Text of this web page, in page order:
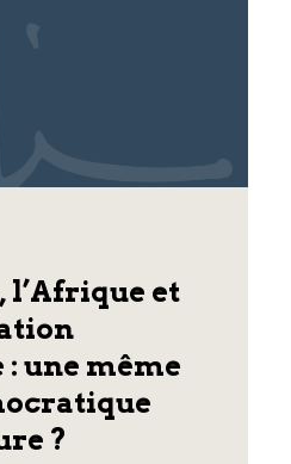
l’Afrique et
une même
?